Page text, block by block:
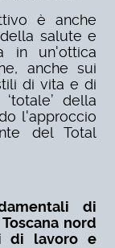
è anche
salute e
in un'ottica
anche sui
di vita e di
della
l'approccio
del Total
di
nord
di lavoro e